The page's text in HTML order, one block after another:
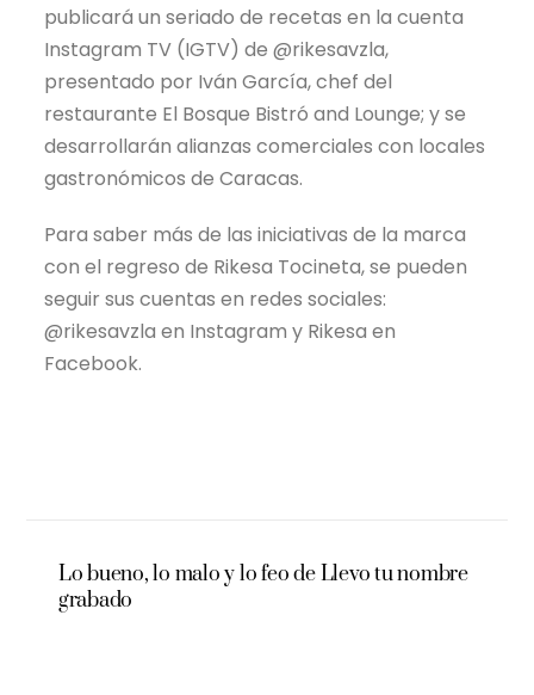
publicará un seriado de recetas en la cuenta
Instagram TV (IGTV) de @rikesavzla,
presentado por Iván García, chef del
restaurante El Bosque Bistró and Lounge; y se
desarrollarán alianzas comerciales con locales
gastronómicos de Caracas.
Para saber más de las iniciativas de la marca
con el regreso de Rikesa Tocineta, se pueden
seguir sus cuentas en redes sociales:
@rikesavzla en Instagram y Rikesa en
Facebook.
Lo bueno, lo malo y lo feo de Llevo tu nombre
grabado